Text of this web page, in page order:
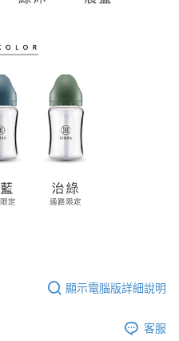
顯示電腦版詳細說明
客服